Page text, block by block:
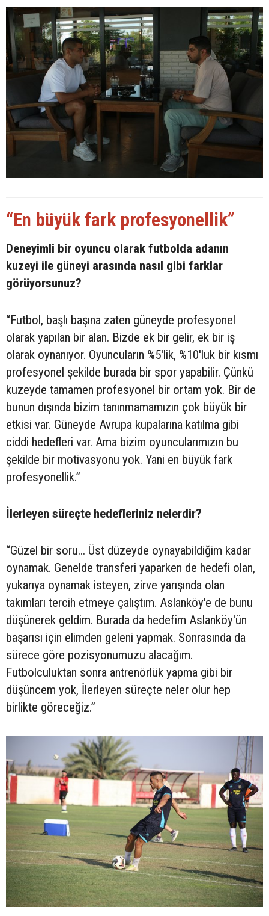
“En büyük fark profesyonellik”
Deneyimli bir oyuncu olarak futbolda adanın
kuzeyi ile güneyi arasında nasıl gibi farklar
görüyorsunuz?
“Futbol, başlı başına zaten güneyde profesyonel
olarak yapılan bir alan. Bizde ek bir gelir, ek bir iş
olarak oynanıyor. Oyuncuların %5'lik, %10'luk bir kısmı
profesyonel şekilde burada bir spor yapabilir. Çünkü
kuzeyde tamamen profesyonel bir ortam yok. Bir de
bunun dışında bizim tanınmamamızın çok büyük bir
etkisi var. Güneyde Avrupa kupalarına katılma gibi
ciddi hedefleri var. Ama bizim oyuncularımızın bu
şekilde bir motivasyonu yok. Yani en büyük fark
profesyonellik.”
İlerleyen süreçte hedefleriniz nelerdir?
“Güzel bir soru... Üst düzeyde oynayabildiğim kadar
oynamak. Genelde transferi yaparken de hedefi olan,
yukarıya oynamak isteyen, zirve yarışında olan
takımları tercih etmeye çalıştım. Aslanköy'e de bunu
düşünerek geldim. Burada da hedefim Aslanköy'ün
başarısı için elimden geleni yapmak. Sonrasında da
sürece göre pozisyonumuzu alacağım.
Futbolculuktan sonra antrenörlük yapma gibi bir
düşüncem yok, İlerleyen süreçte neler olur hep
birlikte göreceğiz.”